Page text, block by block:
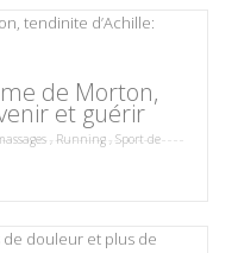
de Morton,
et guérir
, Running , Sport de